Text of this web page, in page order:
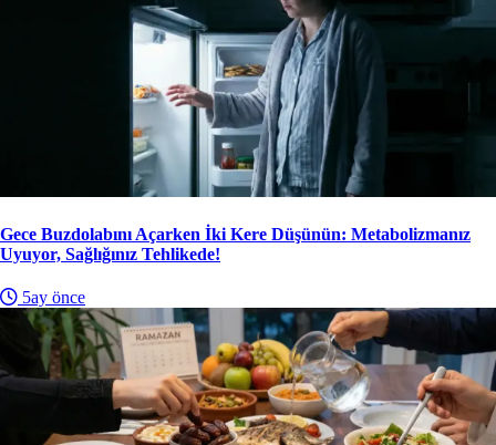
Gece Buzdolabını Açarken İki Kere Düşünün: Metabolizmanız
Uyuyor, Sağlığınız Tehlikede!
5ay önce